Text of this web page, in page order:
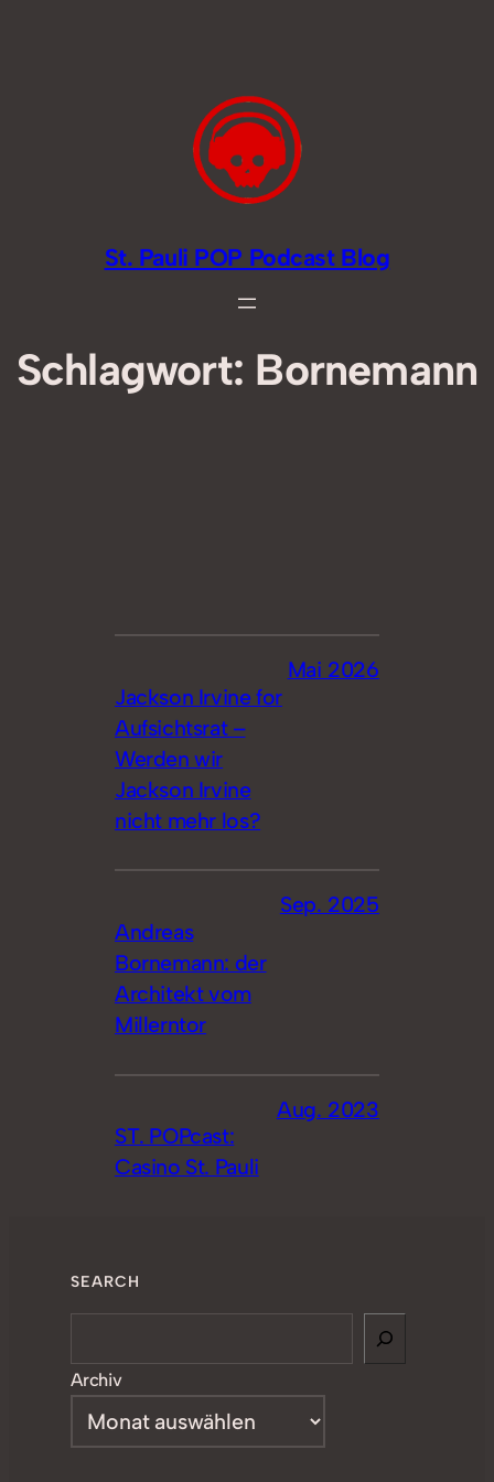
St. Pauli POP Podcast Blog
Schlagwort: Bornemann
Jackson Irvine for
Aufsichtsrat –
Werden wir
Jackson Irvine
nicht mehr los?
Mai 2026
Andreas
Bornemann: der
Architekt vom
Millerntor
Sep. 2025
ST. POPcast:
Casino St. Pauli
Aug. 2023
SEARCH
Archiv